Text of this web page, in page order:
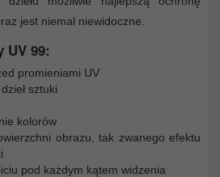
jest niemal niewidoczne.
UV 99:
promieniami UV
sztuki
kolorów
obrazu, tak zwanego efektu
pod każdym kątem widzenia